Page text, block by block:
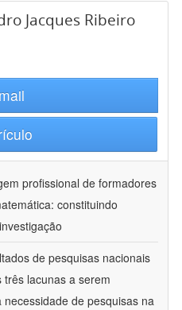
Jacques Ribeiro
profissional de formadores
constituindo
de pesquisas nacionais
lacunas a serem
de pesquisas na